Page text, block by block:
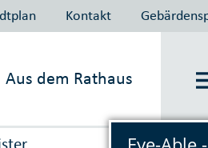
Kontakt
Aus dem Rathaus